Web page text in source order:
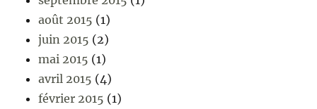
août 2015 (1)
juin 2015 (2)
mai 2015 (1)
avril 2015 (4)
février 2015 (1)